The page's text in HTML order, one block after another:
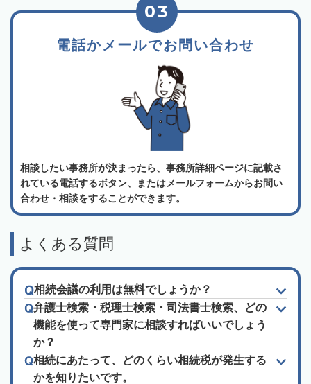
電話かメールでお問い合わせ
03
相談したい事務所が決まったら、事務所詳細ページに記載さ
れている電話するボタン、またはメールフォームからお問い
合わせ・相談をすることができます。
よくある質問
相続会議の利用は無料でしょうか？
弁護士検索・税理士検索・司法書士検索、どの
機能を使って専門家に相談すればいいでしょう
か？
相続にあたって、どのくらい相続税が発生する
かを知りたいです。